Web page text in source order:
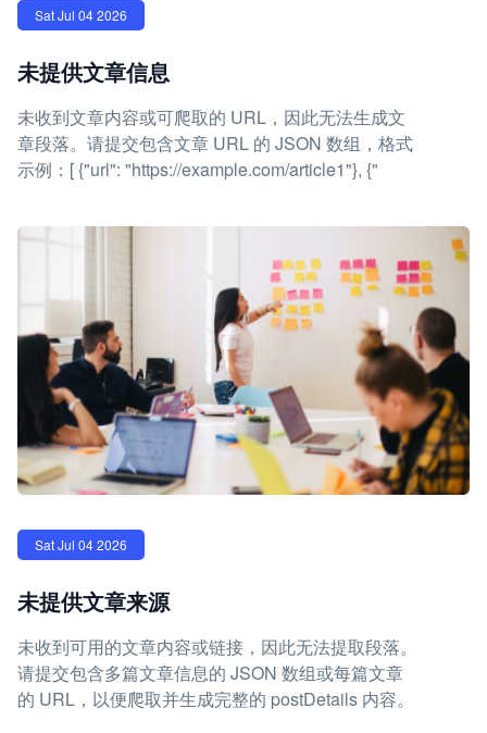
Sat Jul 04 2026
未提供文章信息
未收到文章内容或可爬取的 URL，因此无法生成文
章段落。请提交包含文章 URL 的 JSON 数组，格式
示例：[ {"url": "https://example.com/article1"}, {"
Sat Jul 04 2026
未提供文章来源
未收到可用的文章内容或链接，因此无法提取段落。
请提交包含多篇文章信息的 JSON 数组或每篇文章
的 URL，以便爬取并生成完整的 postDetails 内容。